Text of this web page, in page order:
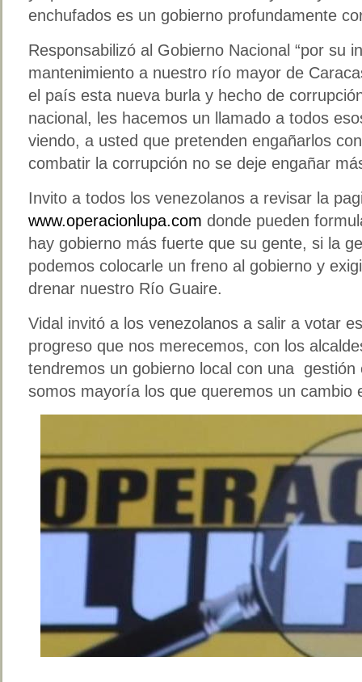
enchufados es un gobierno profundamente
Responsabilizó al Gobierno Nacional “por su
mantenimiento a nuestro río mayor de
el país esta nueva burla y hecho de
nacional, les hacemos un llamado a todos
viendo, a usted que pretenden engañarlos
combatir la corrupción no se deje engañar
Invito a todos los venezolanos a revisar la
www.operacionlupa.com donde pueden
hay gobierno más fuerte que su gente, si la
podemos colocarle un freno al gobierno y
drenar nuestro Río Guaire.
Vidal invitó a los venezolanos a salir a votar
progreso que nos merecemos, con los
tendremos un gobierno local con una
somos mayoría los que queremos un cambio